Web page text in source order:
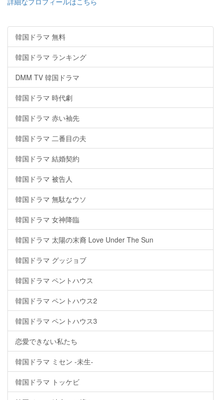
韓国ドラマ 無料
韓国ドラマ ランキング
DMM TV 韓国ドラマ
韓国ドラマ 時代劇
韓国ドラマ 赤い袖先
韓国ドラマ 二番目の夫
韓国ドラマ 結婚契約
韓国ドラマ 被告人
韓国ドラマ 無駄なウソ
韓国ドラマ 女神降臨
韓国ドラマ 太陽の末裔 Love Under The Sun
韓国ドラマ グッジョブ
韓国ドラマ ペントハウス
韓国ドラマ ペントハウス2
韓国ドラマ ペントハウス3
恋愛できない私たち
韓国ドラマ ミセン -未生-
韓国ドラマ トッケビ